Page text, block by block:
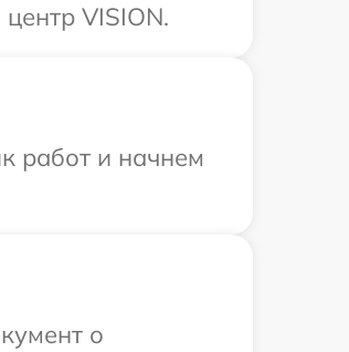
VISION.
работ и начнем
о